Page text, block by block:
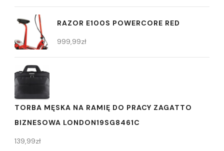
RAZOR E100S POWERCORE RED
999,99zł
TORBA MĘSKA NA RAMIĘ DO PRACY ZAGATTO
BIZNESOWA LONDON19SG8461C
139,99zł